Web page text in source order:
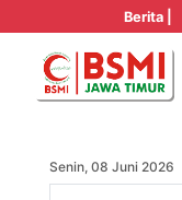
Berita |
Senin, 08 Juni 2026